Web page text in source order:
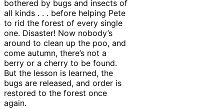
bothered by bugs and insects of
all kinds . . . before helping Pete
to rid the forest of every single
one. Disaster! Now nobody’s
around to clean up the poo, and
come autumn, there’s not a
berry or a cherry to be found.
But the lesson is learned, the
bugs are released, and order is
restored to the forest once
again.